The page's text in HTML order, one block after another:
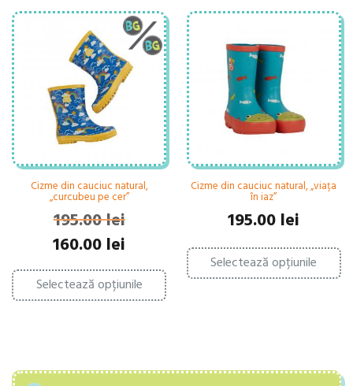
Opțiunile
pot
fi
alese
în
pagina
produsului.
fi
în
Cizme din cauciuc natural,
„curcubeu pe cer”
195.00lei
Prețul
inițial
a
fost:
195.00 lei.
160.00 lei
este:
160.00 lei.
Selectează opțiunile
Acest
produs
are
pot
Cizme din cauciuc natural, „viața
în iaz”
195.00 lei
Selectează opțiunile